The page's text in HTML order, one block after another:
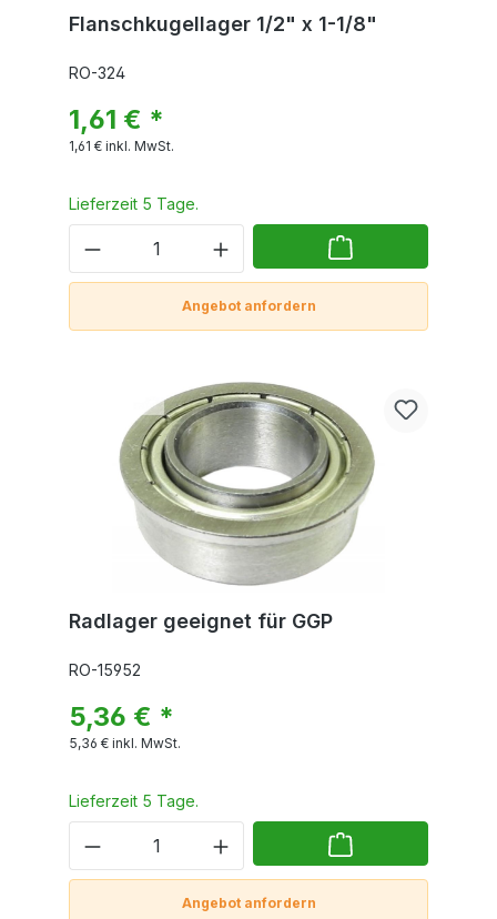
Flanschkugellager 1/2" x 1-1/8"
RO-324
1,61 € *
1,61 € inkl. MwSt.
Lieferzeit 5 Tage.
Angebot anfordern
Radlager geeignet für GGP
RO-15952
5,36 € *
5,36 € inkl. MwSt.
Lieferzeit 5 Tage.
Angebot anfordern